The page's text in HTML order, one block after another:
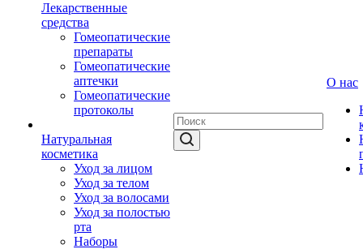
Лекарственные
средства
Гомеопатические
препараты
Гомеопатические
аптечки
Гомеопатические
протоколы
Натуральная
косметика
Уход за лицом
Уход за телом
Уход за волосами
Уход за полостью
рта
Наборы
О нас